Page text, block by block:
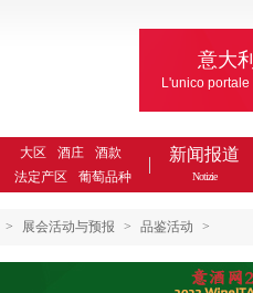
意大
L'unico
大区 酒庄
酒款
法定产区
葡萄品种
新闻报道
Notizie
> 展会活动与预报 > 品鉴活动 >